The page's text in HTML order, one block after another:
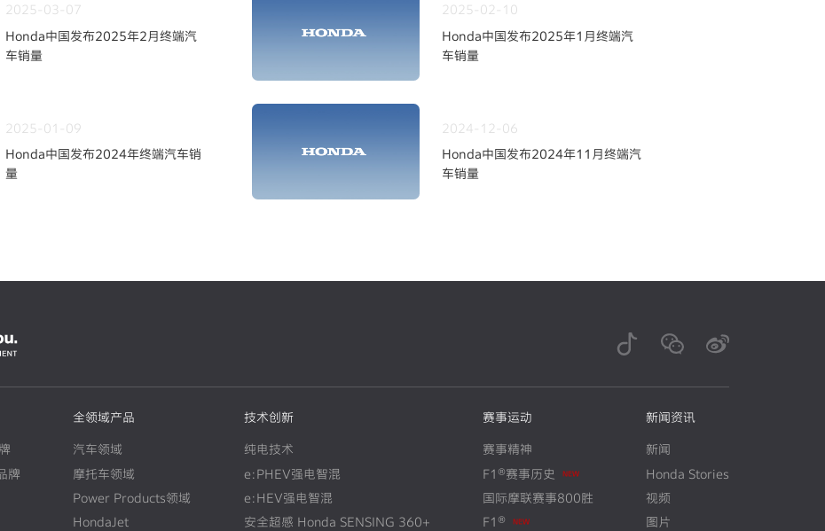
2025-03-07
Honda中国发布2025年2月终端汽
车销量
2025-02-10
Honda中国发布2025年1月终端汽
车销量
2025-01-09
Honda中国发布2024年终端汽车销
量
2024-12-06
Honda中国发布2024年11月终端汽
车销量
牌
全领域产品
汽车领域
摩托车领域
Power Products领域
HondaJet
技术创新
纯电技术
e:PHEV强电智混
e:HEV强电智混
安全超感 Honda SENSING 360+
赛事运动
赛事精神
F1®赛事历史
国际摩联赛事800胜
F1®
新闻资讯
新闻
Honda Stories
视频
图片